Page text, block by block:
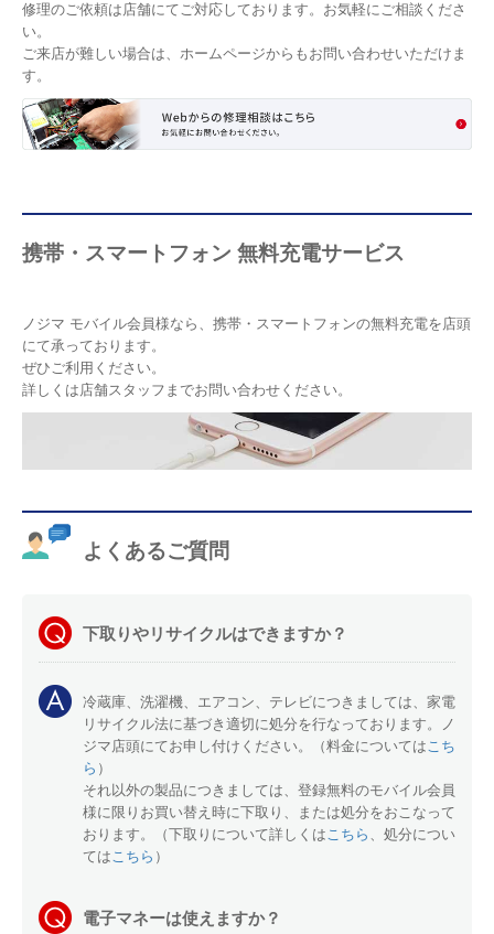
修理のご依頼は店舗にてご対応しております。お気軽にご相談くださ
い。
ご来店が難しい場合は、ホームページからもお問い合わせいただけま
す。
携帯・スマートフォン 無料充電サービス
ノジマ モバイル会員様なら、携帯・スマートフォンの無料充電を店頭
にて承っております。
ぜひご利用ください。
詳しくは店舗スタッフまでお問い合わせください。
よくあるご質問
下取りやリサイクルはできますか？
冷蔵庫、洗濯機、エアコン、テレビにつきましては、家電
リサイクル法に基づき適切に処分を行なっております。ノ
ジマ店頭にてお申し付けください。（料金については こち
ら ）
それ以外の製品につきましては、登録無料のモバイル会員
様に限りお買い替え時に下取り、または処分をおこなって
おります。（下取りについて詳しくは こちら
、処分につい
ては こちら ）
電子マネーは使えますか？